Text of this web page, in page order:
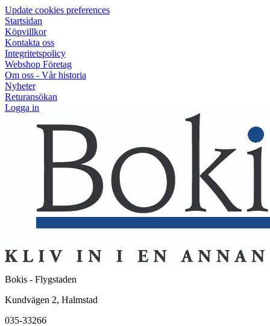
Update cookies preferences
Startsidan
Köpvillkor
Kontakta oss
Integritetspolicy
Webshop Företag
Om oss - Vår historia
Nyheter
Returansökan
Logga in
Bokis - Flygstaden
Kundvägen 2, Halmstad
035-33266